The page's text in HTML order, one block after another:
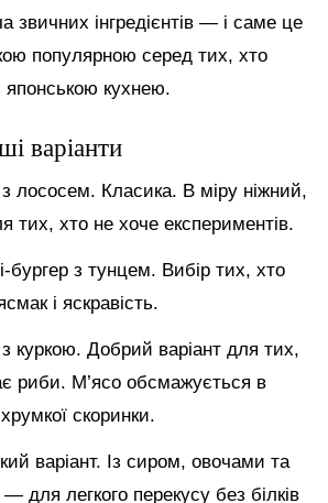
звичних інгредієнтів — і саме це
популярною серед тих, хто
кухнею.
варіанти
лососем. Класика. В міру ніжний,
тих, хто не хоче експериментів.
бургер з тунцем. Вибір тих, хто
і яскравість.
куркою. Добрий варіант для тих,
риби. М’ясо обсмажується в
скоринки.
варіант. Із сиром, овочами та
для легкого перекусу без білків